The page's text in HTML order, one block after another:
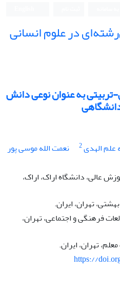
در علوم انسانی
به عنوان نوعی دانش
علم الهدی2 نعمت الله موسی پور
عالی، دانشگاه اراک، اراک،
تهران، ایران.
فرهنگی و اجتماعی، تهران،
تهران، ایران.
https://